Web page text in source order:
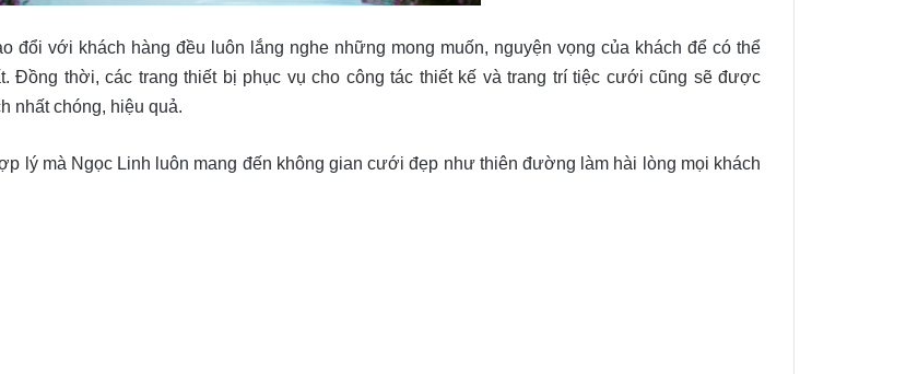
đổi với khách hàng đều luôn lắng nghe những mong muốn, nguyện vọng của khách để có thể
Đồng thời, các trang thiết bị phục vụ cho công tác thiết kế và trang trí tiệc cưới cũng sẽ được
nhất chóng, hiệu quả.
lý mà Ngọc Linh luôn mang đến không gian cưới đẹp như thiên đường làm hài lòng mọi khách